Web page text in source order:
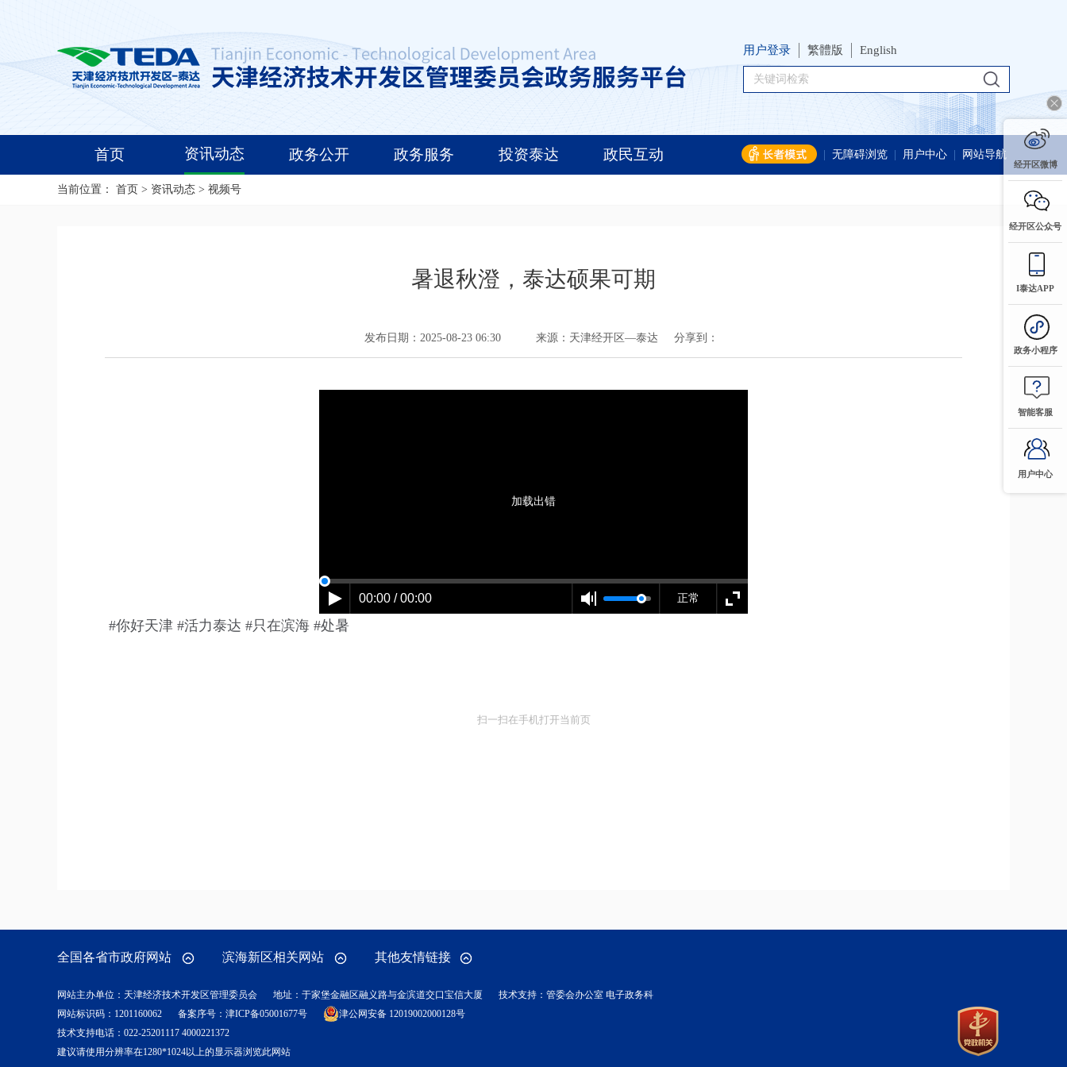
用户登录 繁體版 English
首页 资讯动态 政务公开 政务服务 投资泰达 政民互动 无障碍浏览 用户中心 网站导航
当前位置： 首页 > 资讯动态 > 视频号
暑退秋澄，泰达硕果可期
发布日期：2025-08-23 06:30 来源：天津经开区—泰达 分享到：
00:00 / 00:00 正常
加载出错
#你好天津 #活力泰达 #只在滨海 #处暑
扫一扫在手机打开当前页
经开区微博
经开区公众号
I泰达APP
政务小程序
智能客服
用户中心
全国各省市政府网站 滨海新区相关网站 其他友情链接
网站主办单位：天津经济技术开发区管理委员会 地址：于家堡金融区融义路与金滨道交口宝信大厦
技术支持：管委会办公室 电子政务科
网站标识码：1201160062
备案序号： 津ICP备05001677号
津公网安备 12019002000128号
技术支持电话：022-25201117 4000221372
建议请使用分辨率在1280*1024以上的显示器浏览此网站